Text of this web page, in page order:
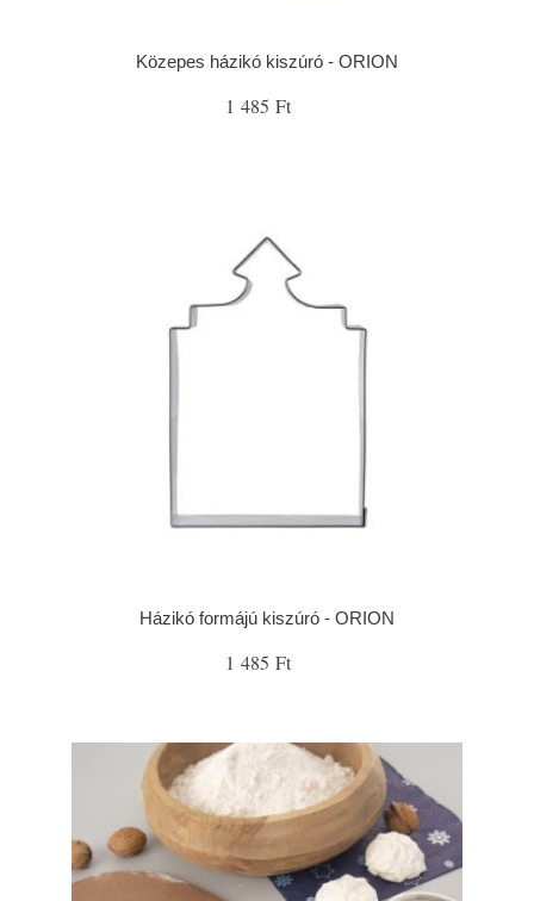
Közepes házikó kiszúró - ORION
1 485 Ft
Házikó formájú kiszúró - ORION
1 485 Ft